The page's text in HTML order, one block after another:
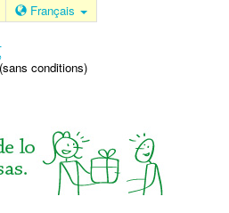
Français
conditions)